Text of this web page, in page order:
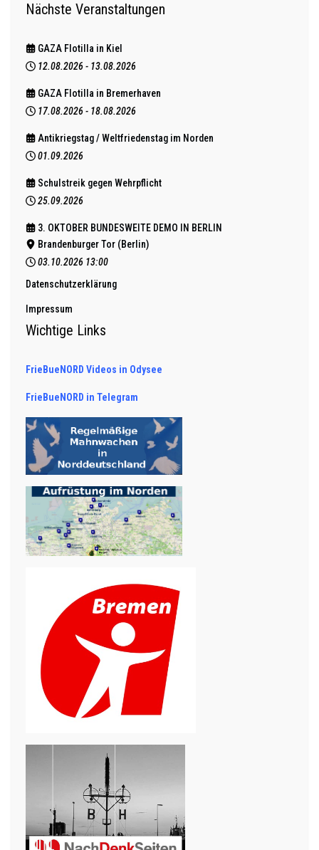
Nächste Veranstaltungen
GAZA Flotilla in Kiel
12.08.2026 - 13.08.2026
GAZA Flotilla in Bremerhaven
17.08.2026 - 18.08.2026
Antikriegstag / Weltfriedenstag im Norden
01.09.2026
Schulstreik gegen Wehrpflicht
25.09.2026
3. OKTOBER BUNDESWEITE DEMO IN BERLIN
Brandenburger Tor (Berlin)
03.10.2026 13:00
Datenschutzerklärung
Impressum
Wichtige Links
FrieBueNORD Videos in Odysee
FrieBueNORD in Telegram